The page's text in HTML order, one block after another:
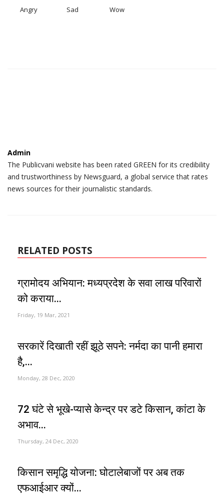
Angry Sad Wow
Admin
The Publicvani website has been rated GREEN for its credibility
and trustworthiness by Newsguard, a global service that rates
news sources for their journalistic standards.
RELATED POSTS
ग्रामोदय अभियान: मध्यप्रदेश के सवा लाख परिवारों
को कराया...
Friday, 19 Mar, 2021
सरकारें दिखाती रहीं झूठे सपने: नर्मदा का पानी हमारा
है,...
Monday, 28 Dec, 2020
72 घंटे से भूखे-प्यासे केन्द्र पर डटे किसान, कांटा के
अभाव...
Thursday, 24 Dec, 2020
किसान समृद्धि योजना: घोटालेबाजों पर अब तक
एफआईआर क्यों...